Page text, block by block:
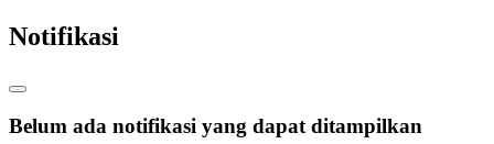
Notifikasi
Belum ada notifikasi yang dapat ditampilkan